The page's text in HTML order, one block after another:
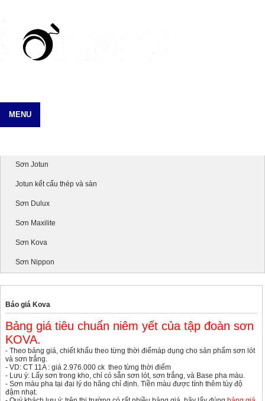
MENU
Sơn Jotun
Jotun kết cấu thép và sàn
Sơn Dulux
Sơn Maxilite
Sơn Kova
Sơn Nippon
Báo giá Kova
Bảng giá tiêu chuẩn niêm yết của tập đoàn sơn
KOVA.
- Theo bảng giá, chiết khấu theo từng thời điểmáp dụng cho sản phẩm sơn lót
và sơn trắng.
- VD: CT 11A : giá 2.976.000 ck theo từng thời điểm
- Lưu ý: Lấy sơn trong kho, chỉ có sẵn sơn lót, sơn trắng, và Base pha màu.
- Sơn màu pha tại đại lý do hãng chỉ định. Tiền màu được tính thêm tùy độ
đậm nhạt.